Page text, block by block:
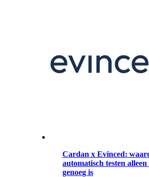
Cardan x Evinced:
automatisch testen
genoeg is